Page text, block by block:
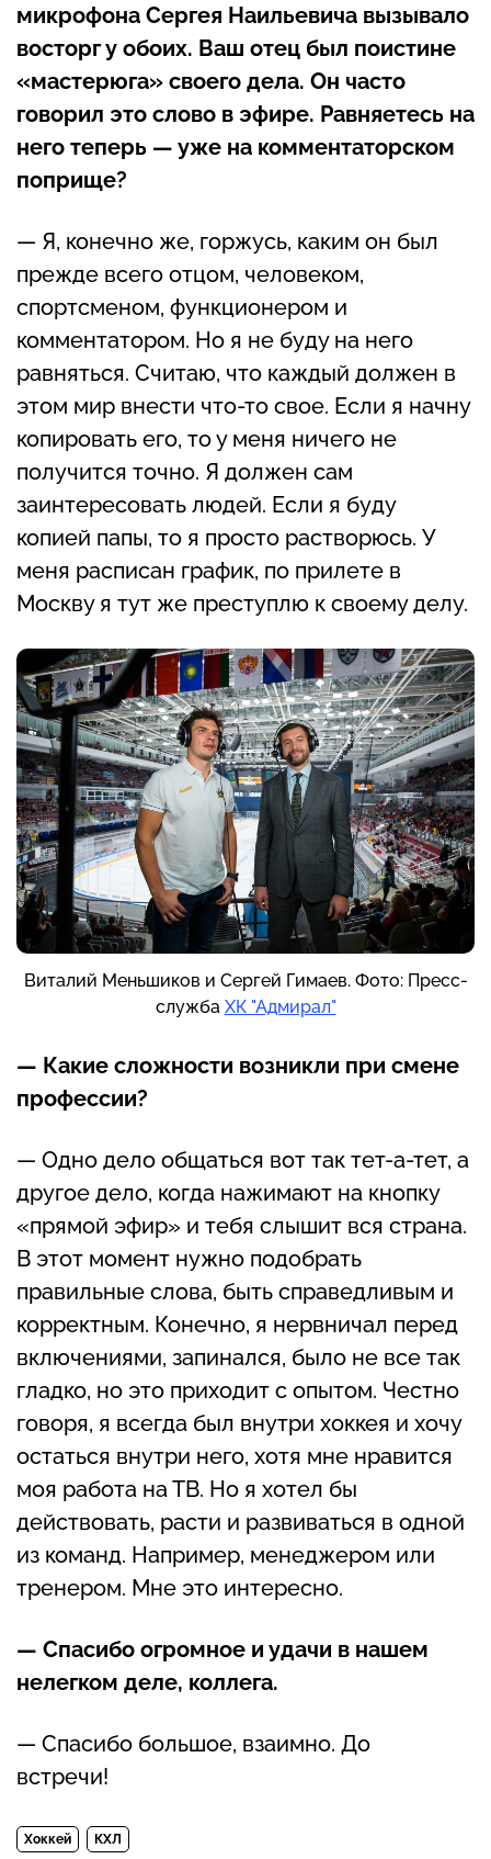
микрофона Сергея Наильевича вызывало
восторг у обоих. Ваш отец был поистине
«мастерюга» своего дела. Он часто
говорил это слово в эфире. Равняетесь на
него теперь — уже на комментаторском
поприще?
— Я, конечно же, горжусь, каким он был
прежде всего отцом, человеком,
спортсменом, функционером и
комментатором. Но я не буду на него
равняться. Считаю, что каждый должен в
этом мир внести что-то свое. Если я начну
копировать его, то у меня ничего не
получится точно. Я должен сам
заинтересовать людей. Если я буду
копией папы, то я просто растворюсь. У
меня расписан график, по прилете в
Москву я тут же преступлю к своему делу.
Виталий Меньшиков и Сергей Гимаев. Фото: Пресс-
служба ХК "Адмирал"
— Какие сложности возникли при смене
профессии?
— Одно дело общаться вот так тет-а-тет, а
другое дело, когда нажимают на кнопку
«прямой эфир» и тебя слышит вся страна.
В этот момент нужно подобрать
правильные слова, быть справедливым и
корректным. Конечно, я нервничал перед
включениями, запинался, было не все так
гладко, но это приходит с опытом. Честно
говоря, я всегда был внутри хоккея и хочу
остаться внутри него, хотя мне нравится
моя работа на ТВ. Но я хотел бы
действовать, расти и развиваться в одной
из команд. Например, менеджером или
тренером. Мне это интересно.
— Спасибо огромное и удачи в нашем
нелегком деле, коллега.
— Спасибо большое, взаимно. До
встречи!
Хоккей КХЛ